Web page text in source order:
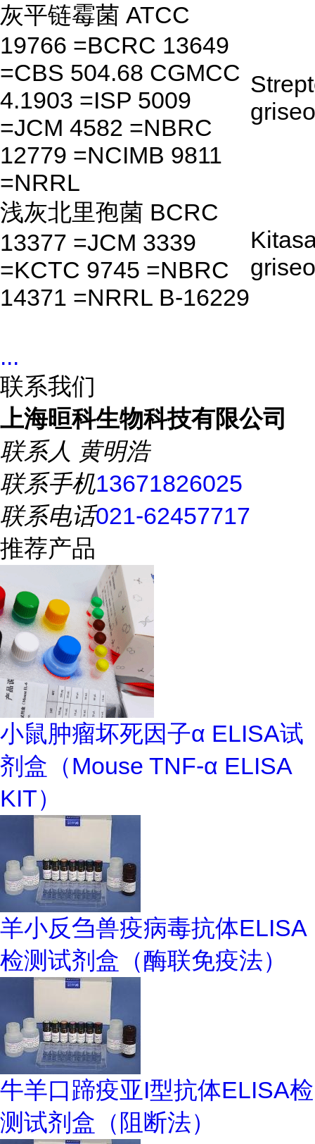
灰平链霉菌 ATCC
19766 =BCRC 13649
=CBS 504.68 CGMCC
4.1903 =ISP 5009
=JCM 4582 =NBRC
12779 =NCIMB 9811
=NRRL
浅灰北里孢菌 BCRC
13377 =JCM 3339
=KCTC 9745 =NBRC
14371 =NRRL B-16229
...
联系我们
上海晅科生物科技有限公司
联系人 黄明浩
联系手机13671826025
联系电话021-62457717
推荐产品
小鼠肿瘤坏死因子α ELISA试
剂盒（Mouse TNF-α ELISA
KIT）
羊小反刍兽疫病毒抗体ELISA
检测试剂盒（酶联免疫法）
牛羊口蹄疫亚I型抗体ELISA检
测试剂盒（阻断法）